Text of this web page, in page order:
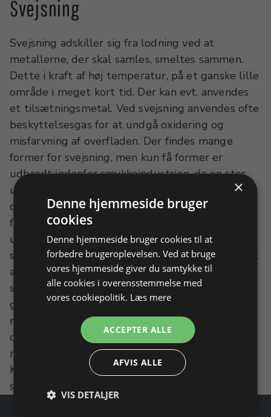
mange års erfaring med begge svejseteknikker.
Kontakt os, hvis du har specielle ønsker til
svejseanlæg, du ikke finder på siden.
Svejsning
Svejsning adskiller sig fra lodning ved at
metallerne, der skal samles, smeltes sammen.
Dette i kraft af høj temperatur, på et ganske lille
område i meget kort tid. Der kan evt. anvendes
et tilsætningsmetal. Ved svejsning anvendes ofte
beskyttelsesgas for at undgå oxidering og
misfarvning af overfladen. Der findes mange
former for svejsning, men kun få former er
udbredt indenfor smykkeindustrien, da en stor
ulempe ved de fleste former for svejsning er, at
der efterfølgende kræves en del mere
filearbejde/smerling for at samlingen bliver
usynlig som en lodning. Punktsvejsning eller TIG
svejsning er sammen med lasersvejsning de mest
anvendte former for svejsning indenfor
smykkeproduktion og smykke reparation. Ring
gerne og forhør nærmere om de mange
muligheder der er i anvendelse af lasersvejsning
og punktsvejsning til smykkeproduktion. Vi har
mange års erfaring med begge svejseteknikker.
Kontakt os, hvis du har specielle ønsker til
svejseanlæg, du ikke finder på siden.
×
Denne hjemmeside bruger
cookies
Denne hjemmeside bruger cookies til at
forbedre brugeroplevelsen. Ved at bruge
vores hjemmeside giver du samtykke til
alle cookies i overensstemmelse med
vores cookiepolitik. Læs mere
ACCEPTER ALLE
AFVIS ALLE
VIS DETALJER